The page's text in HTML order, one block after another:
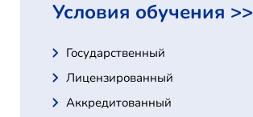
Условия обучения >>
Государственный
Лицензированный
Аккредитованный